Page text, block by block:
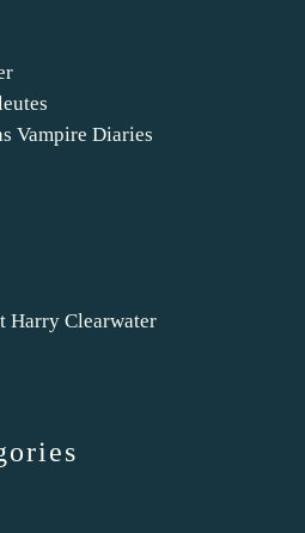
Vampire Diaries
Harry Clearwater